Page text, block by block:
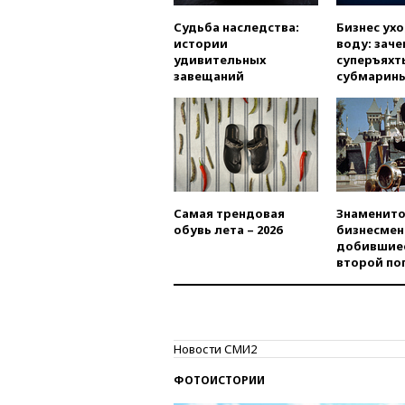
Судьба наследства:
истории
удивительных
завещаний
Бизнес
воду:
Самая трендовая
обувь лета – 2026
второй
Новости СМИ2
ФОТОИСТОРИИ